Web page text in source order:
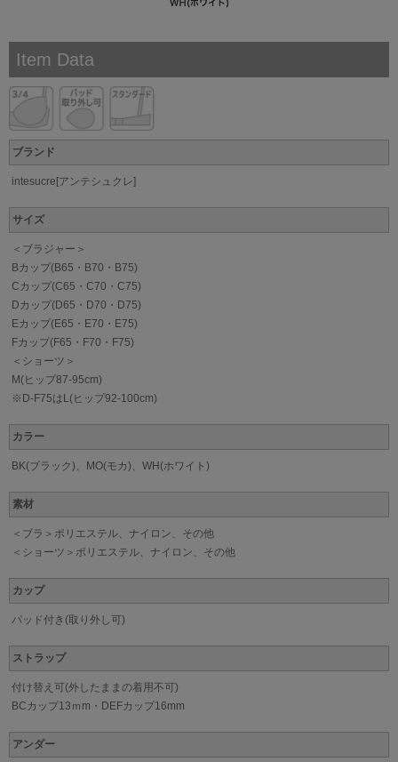
Item Data
ブランド
intesucre[アンテシュクレ]
サイズ
＜ブラジャー＞
Bカップ(B65・B70・B75)
Cカップ(C65・C70・C75)
Dカップ(D65・D70・D75)
Eカップ(E65・E70・E75)
Fカップ(F65・F70・F75)
＜ショーツ＞
M(ヒップ87-95cm)
※D-F75はL(ヒップ92-100cm)
カラー
BK(ブラック)、MO(モカ)、WH(ホワイト)
素材
＜ブラ＞ポリエステル、ナイロン、その他
＜ショーツ＞ポリエステル、ナイロン、その他
カップ
パッド付き(取り外し可)
ストラップ
付け替え可(外したままの着用不可)
BCカップ13ｍm・DEFカップ16mm
アンダー